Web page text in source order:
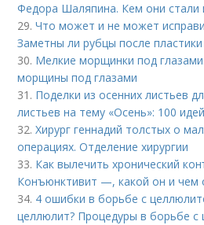
Федора Шаляпина. Кем они стали
29.Что может и не может
Заметны ли рубцы после
30. Мелкие морщинки под
морщины под глазами
31. Поделки из осенних листьев
листьев на тему «Осень»: 100
32.Хирург геннадий толстых о
операциях. Отделение хирургии
33. Как вылечить хронический
Конъюнктивит —, какой он и чем
34. 4 ошибки в борьбе с
целлюлит? Процедуры в борьбе с